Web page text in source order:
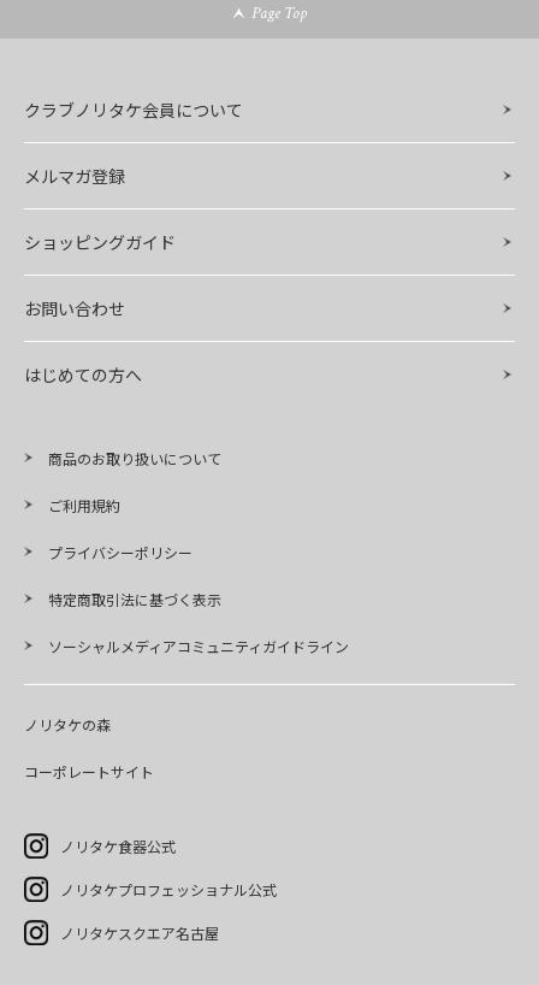
Page Top
クラブノリタケ会員について
メルマガ登録
ショッピングガイド
お問い合わせ
はじめての方へ
商品のお取り扱いについて
ご利用規約
プライバシーポリシー
特定商取引法に基づく表示
ソーシャルメディアコミュニティガイドライン
ノリタケの森
コーポレートサイト
ノリタケ食器公式
ノリタケプロフェッショナル公式
ノリタケスクエア名古屋